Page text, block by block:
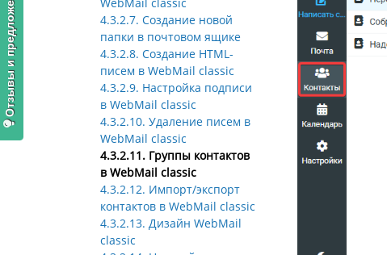
4.3.2.7. Создание новой
папки в почтовом ящике
4.3.2.8. Создание HTML-
писем в WebMail classic
4.3.2.9. Настройка подписи
в WebMail classic
4.3.2.10. Удаление писем в
WebMail classic
4.3.2.11. Группы контактов
в WebMail classic
4.3.2.12. Импорт/экспорт
контактов в WebMail classic
4.3.2.13. Дизайн WebMail
classic
Отзывы и предложения